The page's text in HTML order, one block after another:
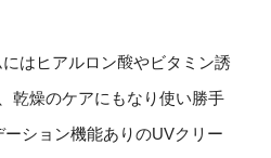
はヒアルロン酸やビタミン誘
乾燥のケアにもなり使い勝手
ション機能ありのUVクリー